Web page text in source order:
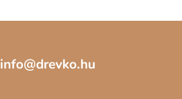
info@drevko.hu